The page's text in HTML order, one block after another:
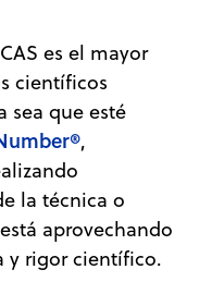
es el mayor
científicos
sea que esté
,
la técnica o
aprovechando
y rigor científico.